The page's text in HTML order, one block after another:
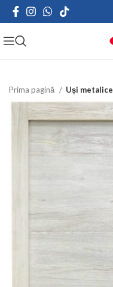
Prima pagină Uși metalice